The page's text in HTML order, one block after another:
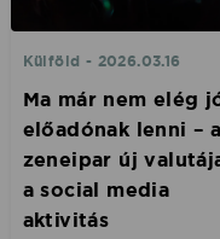
Külföld - 2026.03.16
Ma már nem elég
előadónak lenni – a
zeneipar új
a social media
aktivitás